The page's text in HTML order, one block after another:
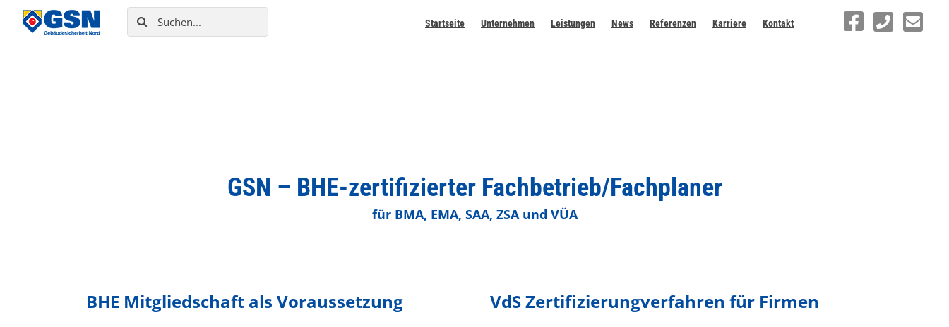
Zum
Inhalt
Suche
nach:
Startseite Unternehmen Leistungen News Referenzen Karriere Kontakt
GSN – BHE-zertifizierter Fachbetrieb/Fachplaner
für BMA, EMA, SAA, ZSA und VÜA
BHE Mitgliedschaft als Voraussetzung VdS Zertifizierungverfahren für Firmen